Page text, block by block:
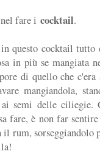
fare i cocktail.
questo cocktail tutto
in più se mangiata
di quello che c'era
mangiandola,
semi delle
fare, è non far
rum, sorseggiandolo